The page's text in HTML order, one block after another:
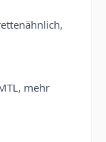
mehr